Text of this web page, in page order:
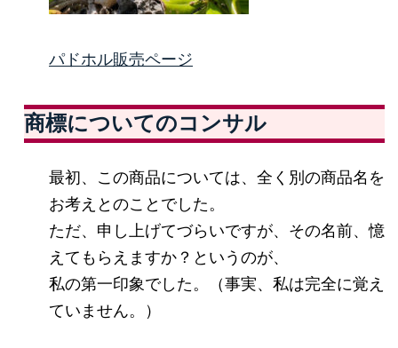
パドホル販売ページ
商標についてのコンサル
最初、この商品については、全く別の商品名を
お考えとのことでした。
ただ、申し上げてづらいですが、その名前、憶
えてもらえますか？というのが、
私の第一印象でした。（事実、私は完全に覚え
ていません。）